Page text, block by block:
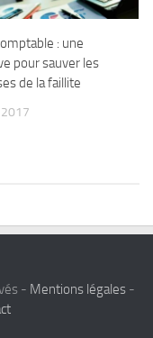
: une
pour sauver les
de la faillite
2017
- Mentions légales -